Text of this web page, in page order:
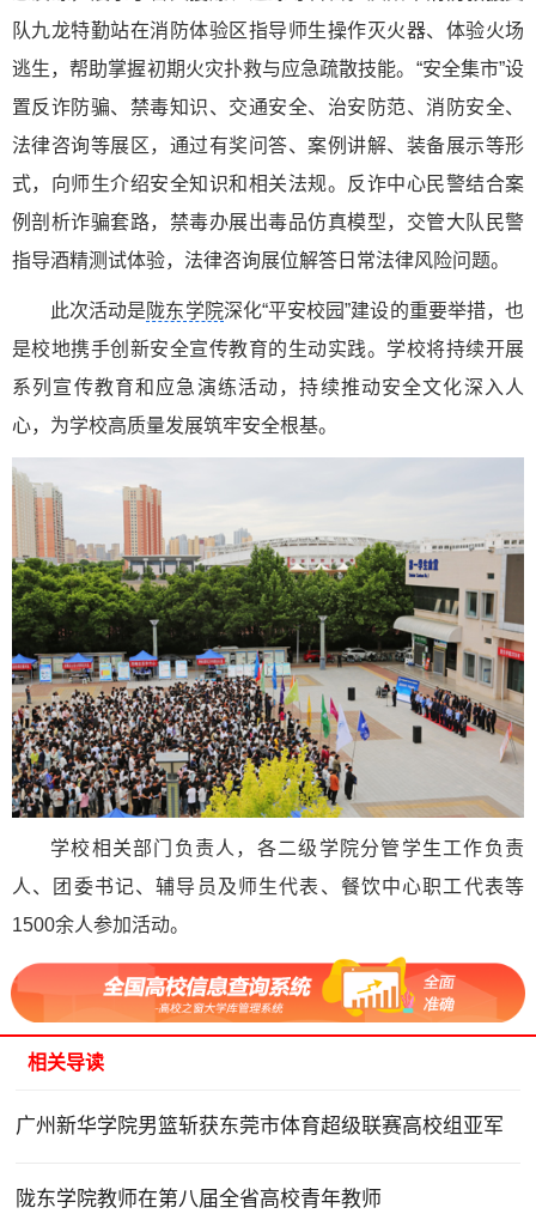
队九龙特勤站在消防体验区指导师生操作灭火器、体验火场
逃生，帮助掌握初期火灾扑救与应急疏散技能。“安全集市”设
置反诈防骗、禁毒知识、交通安全、治安防范、消防安全、
法律咨询等展区，通过有奖问答、案例讲解、装备展示等形
式，向师生介绍安全知识和相关法规。反诈中心民警结合案
例剖析诈骗套路，禁毒办展出毒品仿真模型，交管大队民警
指导酒精测试体验，法律咨询展位解答日常法律风险问题。
此次活动是 陇东学院深化“平安校园”建设的重要举措，也
是校地携手创新安全宣传教育的生动实践。学校将持续开展
系列宣传教育和应急演练活动，持续推动安全文化深入人
心，为学校高质量发展筑牢安全根基。
学校相关部门负责人，各二级学院分管学生工作负责
人、团委书记、辅导员及师生代表、餐饮中心职工代表等
1500余人参加活动。
相关导读
广州新华学院男篮斩获东莞市体育超级联赛高校组亚军
陇东学院教师在第八届全省高校青年教师